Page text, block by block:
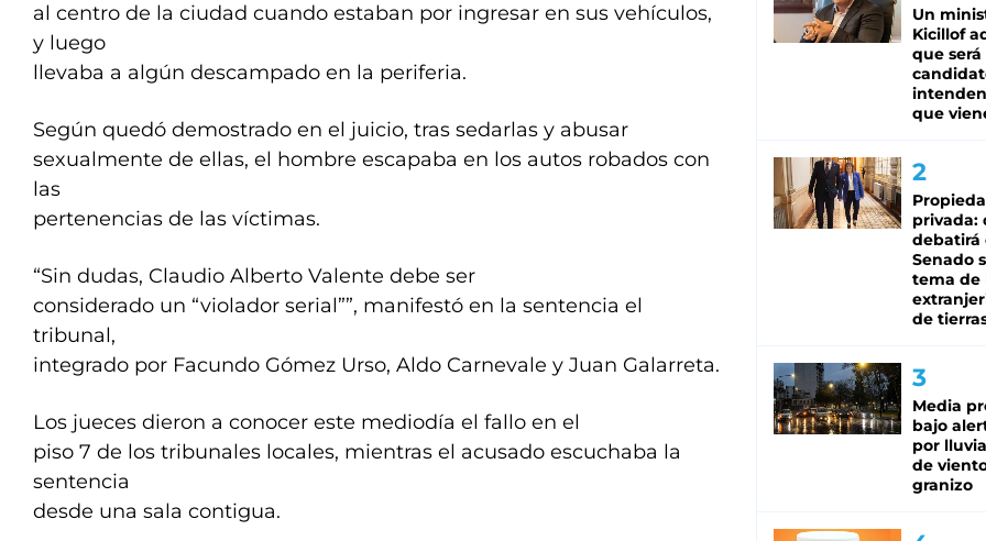
al centro de la ciudad cuando estaban por ingresar en sus vehículos,
y luego
llevaba a algún descampado en la periferia.
Según quedó demostrado en el juicio, tras sedarlas y abusar
sexualmente de ellas, el hombre escapaba en los autos robados con
las
pertenencias de las víctimas.
“Sin dudas, Claudio Alberto Valente debe ser
considerado un “violador serial””, manifestó en la sentencia el
tribunal,
integrado por Facundo Gómez Urso, Aldo Carnevale y Juan Galarreta.
Los jueces dieron a conocer este mediodía el fallo en el
piso 7 de los tribunales locales, mientras el acusado escuchaba la
sentencia
desde una sala contigua.
Un
Kicillof
que será
que
privada:
debatirá
Senado
tema de
de
Media
bajo
por
de
granizo